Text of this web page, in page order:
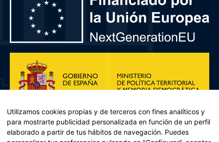
Utilizamos cookies propias y de terceros con fines analíticos y
para mostrarte publicidad personalizada en función de un perfil
elaborado a partir de tus hábitos de navegación. Puedes